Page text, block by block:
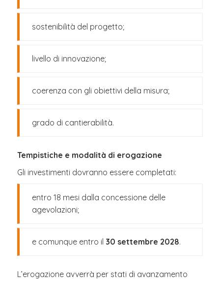
sostenibilità del progetto;
livello di innovazione;
coerenza con gli obiettivi della misura;
grado di cantierabilità.
Tempistiche e modalità di erogazione
Gli investimenti dovranno essere completati:
entro 18 mesi dalla concessione delle
agevolazioni;
e comunque entro il 30 settembre 2028.
L’erogazione avverrà per stati di avanzamento